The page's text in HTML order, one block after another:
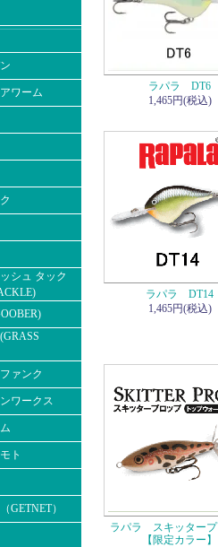
ワーム
シュ タック
ァンク
ワークス
ト
GETNET）
ラパラ DT6
1,465円(税込)
ラパラ DT14
1,465円(税込)
ラパラ スキッタープ
【限定カラー】